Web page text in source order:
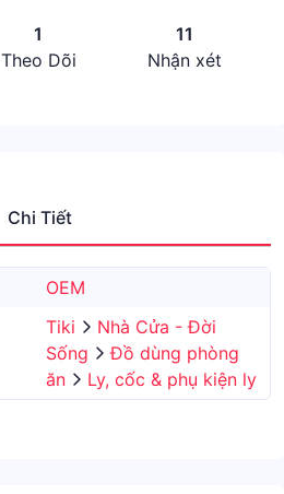
1
Theo Dõi
11
Nhận xét
Chi Tiết
OEM
Tiki
Nhà Cửa - Đời
Sống
Đồ dùng phòng
ăn
Ly, cốc & phụ kiện ly